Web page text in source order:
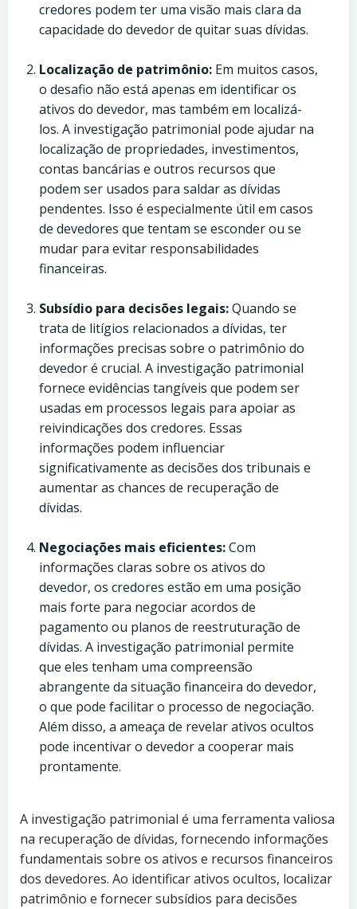
credores podem ter uma visão mais clara da
capacidade do devedor de quitar suas dívidas.
Localização de patrimônio: Em muitos casos,
o desafio não está apenas em identificar os
ativos do devedor, mas também em localizá-
los. A investigação patrimonial pode ajudar na
localização de propriedades, investimentos,
contas bancárias e outros recursos que
podem ser usados para saldar as dívidas
pendentes. Isso é especialmente útil em casos
de devedores que tentam se esconder ou se
mudar para evitar responsabilidades
financeiras.
Subsídio para decisões legais:Quando se
trata de litígios relacionados a dívidas, ter
informações precisas sobre o patrimônio do
devedor é crucial. A investigação patrimonial
fornece evidências tangíveis que podem ser
usadas em processos legais para apoiar as
reivindicações dos credores. Essas
informações podem influenciar
significativamente as decisões dos tribunais e
aumentar as chances de recuperação de
dívidas.
Negociações mais eficientes:Com
informações claras sobre os ativos do
devedor, os credores estão em uma posição
mais forte para negociar acordos de
pagamento ou planos de reestruturação de
dívidas. A investigação patrimonial permite
que eles tenham uma compreensão
abrangente da situação financeira do devedor,
o que pode facilitar o processo de negociação.
Além disso, a ameaça de revelar ativos ocultos
pode incentivar o devedor a cooperar mais
prontamente.
A investigação patrimonial é uma ferramenta valiosa
na recuperação de dívidas, fornecendo informações
fundamentais sobre os ativos e recursos financeiros
dos devedores. Ao identificar ativos ocultos, localizar
patrimônio e fornecer subsídios para decisões